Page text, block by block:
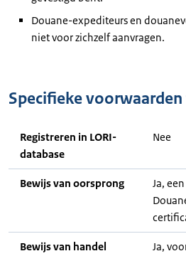
Douane-expediteurs en
niet voor zichzelf aanvragen.
Specifieke
Registreren in LORI-
database
Nee
Bewijs van oorsprong
Ja,
Bewijs van handel
Ja,